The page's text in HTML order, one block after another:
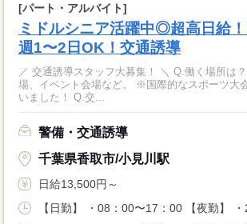
[パート・アルバイト]
ミドルシニア活躍中◎超高日給！
週1〜2日OK！交通誘導
／ 交通誘導スタッフ大募集！ ＼ Q.働く場所は？ 工事現場や駐車
場、イベント会場など。 ※国際的なスポーツ大会の警備も 行って
いました！ Q.交...
警備・交通誘導
千葉県香取市/小見川駅
日給13,500円～
【日勤】 ・08：00〜17：00 【夜勤】 ・